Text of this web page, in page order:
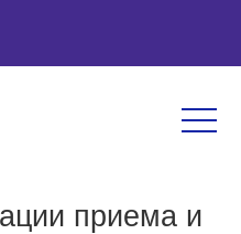
приема и